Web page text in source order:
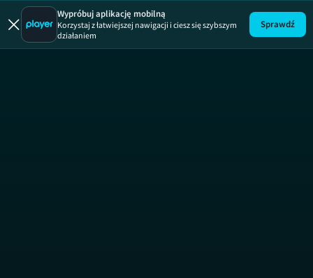
Hedonista
Wypróbuj aplikację mobilną
Korzystaj z łatwiejszej nawigacji i ciesz się szybszym
działaniem
Sprawdź